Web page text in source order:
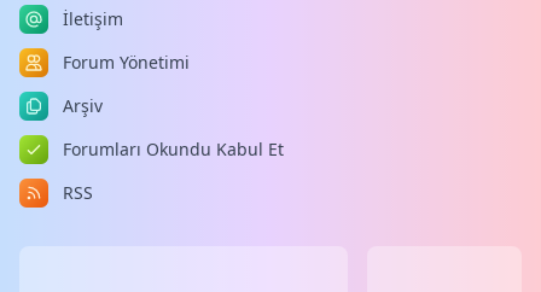
İletişim
Forum Yönetimi
Arşiv
Forumları Okundu Kabul Et
RSS